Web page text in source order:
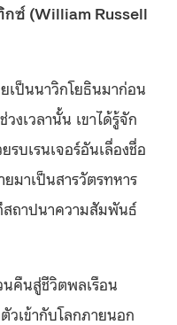
กซ์ (William Russell
เป็นนาวิกโยธินมาก่อน
งเวลานั้น เขาได้รู้จัก
บเรนเจอร์อันเลื่องชื่อ
มาเป็นสารวัตรทหาร
ถาปนาความสัมพันธ์
นคืนสู่ชีวิตพลเรือน
วเข้ากับโลกภายนอก